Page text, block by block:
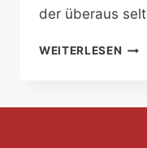
der überaus
WEITERLESEN FÜR